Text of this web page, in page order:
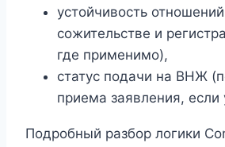
устойчивость
сожительстве и
где применимо),
статус подачи на ВНЖ
приема заявления,
Подробный разбор логики